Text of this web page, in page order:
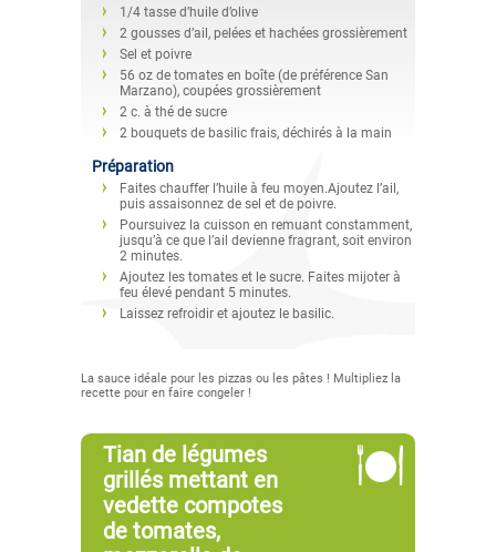
1/4 tasse d’huile d’olive
2 gousses d’ail, pelées et hachées grossièrement
Sel et poivre
56 oz de tomates en boîte (de préférence San
Marzano), coupées grossièrement
2 c. à thé de sucre
2 bouquets de basilic frais, déchirés à la main
Préparation
Faites chauffer l’huile à feu moyen.Ajoutez l’ail,
puis assaisonnez de sel et de poivre.
Poursuivez la cuisson en remuant constamment,
jusqu’à ce que l’ail devienne fragrant, soit environ
2 minutes.
Ajoutez les tomates et le sucre. Faites mijoter à
feu élevé pendant 5 minutes.
Laissez refroidir et ajoutez le basilic.
La sauce idéale pour les pizzas ou les pâtes ! Multipliez la
recette pour en faire congeler !
Tian de légumes
grillés mettant en
vedette compotes
de tomates,